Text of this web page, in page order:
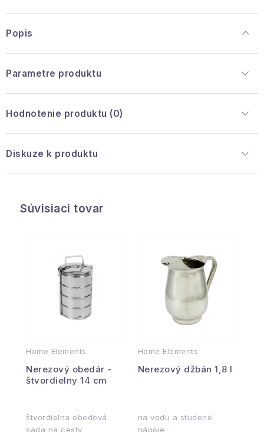
Popis
Parametre produktu
Hodnotenie produktu (0)
Diskuze k produktu
Súvisiaci tovar
Home Elements
Nerezový obedár -
štvordielny 14 cm
štvordielna obedová
sada na cesty
Home Elements
Nerezový džbán 1,8 l
na vodu a studené
nápoje